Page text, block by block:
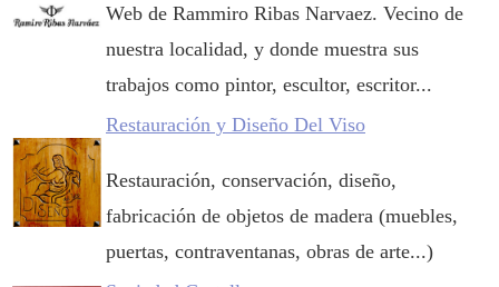
Web de Rammiro Ribas Narvaez. Vecino de
nuestra localidad, y donde muestra sus
trabajos como pintor, escultor, escritor...
Restauración y Diseño Del Viso
Restauración, conservación, diseño,
fabricación de objetos de madera (muebles,
puertas, contraventanas, obras de arte...)